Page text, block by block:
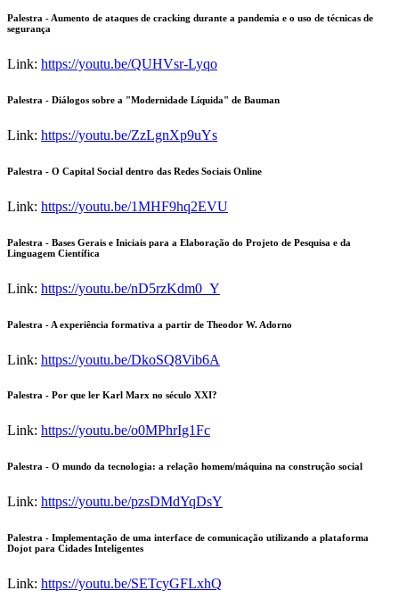
Palestra - Aumento de ataques de cracking durante a pandemia e o uso de técnicas de
segurança
Link: https://youtu.be/QUHVsr-Lyqo
Palestra - Diálogos sobre a "Modernidade Líquida" de Bauman
Link: https://youtu.be/ZzLgnXp9uYs
Palestra - O Capital Social dentro das Redes Sociais Online
Link: https://youtu.be/1MHF9hq2EVU
Palestra - Bases Gerais e Iniciais para a Elaboração do Projeto de Pesquisa e da
Linguagem Científica
Link: https://youtu.be/nD5rzKdm0_Y
Palestra - A experiência formativa a partir de Theodor W. Adorno
Link: https://youtu.be/DkoSQ8Vib6A
Palestra - Por que ler Karl Marx no século XXI?
Link: https://youtu.be/o0MPhrIg1Fc
Palestra - O mundo da tecnologia: a relação homem/máquina na construção social
Link: https://youtu.be/pzsDMdYqDsY
Palestra - Implementação de uma interface de comunicação utilizando a plataforma
Dojot para Cidades Inteligentes
Link: https://youtu.be/SETcyGFLxhQ